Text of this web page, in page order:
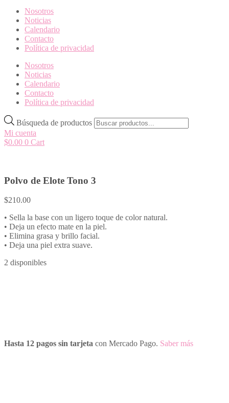
Nosotros
Noticias
Calendario
Contacto
Política de privacidad
Nosotros
Noticias
Calendario
Contacto
Política de privacidad
Búsqueda de productos
Mi cuenta
$0.00 0 Cart
Polvo de Elote Tono 3
$210.00
• Sella la base con un ligero toque de color natural.
• Deja un efecto mate en la piel.
• Elimina grasa y brillo facial.
• Deja una piel extra suave.
2 disponibles
Hasta 12 pagos sin tarjeta con Mercado Pago. Saber más